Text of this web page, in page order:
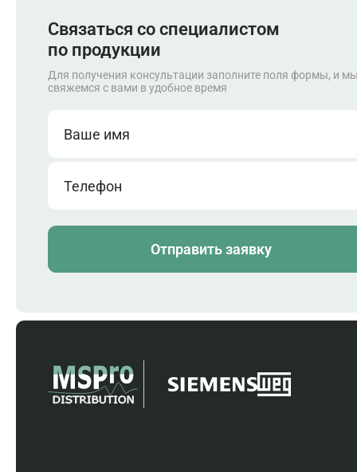
Связаться со специалистом
по продукции
Для получения консультации заполните поля формы, и мы
свяжемся с вами в удобное время
Ваше имя
Телефон
Отправить заявку